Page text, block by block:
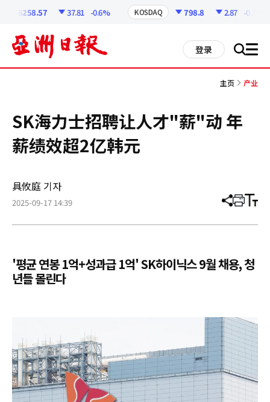
6258.57 37.81 -0.6% KOSDAQ 798.8 2.87 -0.36%
登录 搜 all
主页 产业
SK海力士招聘让人才"薪"动 年
薪绩效超2亿韩元
具攸庭 기자
2025-09-17 14:39 分
章
打 调
小
'평균 연봉 1억+성과급 1억' SK하이닉스 9월 채용, 청
년들 몰린다